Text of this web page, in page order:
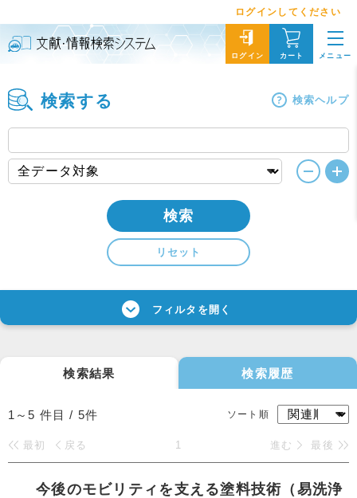
ログインしてください
ログイン カート メニュー
検索する 検索ヘルプ
検索
リセット
フィルタを開く
検索結果 検索履歴
1～5 件目 / 5件 ソート順
最初 戻る 1 進む 最後
今後のモビリティを支える塗料技術（易洗浄